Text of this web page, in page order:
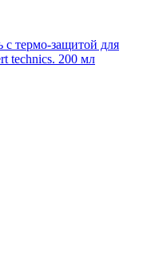
термо-защитой для
technics. 200 мл